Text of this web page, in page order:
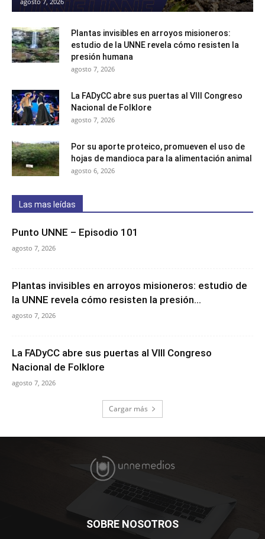
Plantas invisibles en arroyos misioneros:
estudio de la UNNE revela cómo resisten la
presión humana
agosto 7, 2026
La FADyCC abre sus puertas al VIII Congreso
Nacional de Folklore
agosto 7, 2026
Por su aporte proteico, promueven el uso de
hojas de mandioca para la alimentación animal
agosto 6, 2026
Las mas leídas
Punto UNNE – Episodio 101
agosto 7, 2026
Plantas invisibles en arroyos misioneros: estudio de
la UNNE revela cómo resisten la presión...
agosto 7, 2026
La FADyCC abre sus puertas al VIII Congreso
Nacional de Folklore
agosto 7, 2026
Cargar más
SOBRE NOSOTROS